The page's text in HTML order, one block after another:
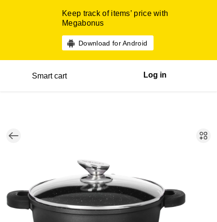
Keep track of items’ price with
Megabonus
Download for Android
Smart cart Log in